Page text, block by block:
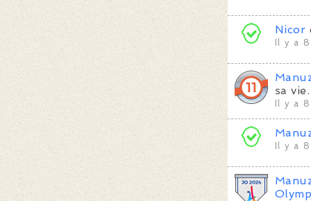
Nicor
Il y a
sa vie.
Il y a
Il y a